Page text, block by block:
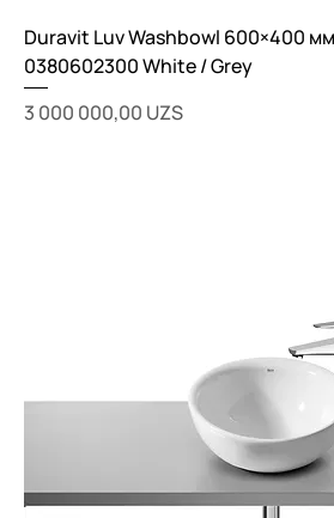
Duravit Luv Washbowl 600×400
0380602300 White / Grey
Цена
3 000 000,00 UZS